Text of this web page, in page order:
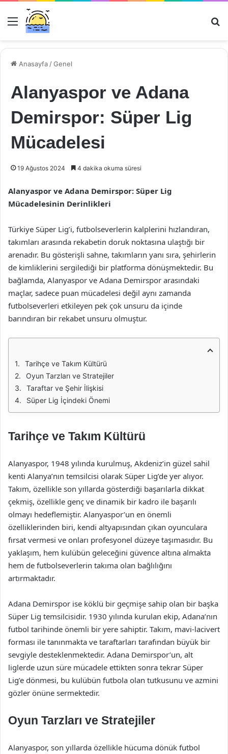
Menü
Anasayfa /Genel
Alanyaspor ve Adana
Demirspor: Süper Lig
Mücadelesi
19 Ağustos 2024 4 dakika okuma süresi
Alanyaspor ve Adana Demirspor: Süper Lig
Mücadelesinin Derinlikleri
Türkiye Süper Lig’i, futbolseverlerin kalplerini hızlandıran,
takımları arasında rekabetin doruk noktasına ulaştığı bir
arenadır. Bu gösterişli sahne, takımların yanı sıra, şehirlerin
de kimliklerini sergilediği bir platforma dönüşmektedir. Bu
bağlamda, Alanyaspor ve Adana Demirspor arasındaki
maçlar, sadece puan mücadelesi değil aynı zamanda
futbolseverleri etkileyen pek çok unsuru da içinde
barındıran bir rekabet unsuru olmuştur.
Tarihçe ve Takım Kültürü
Oyun Tarzları ve Stratejiler
Taraftar ve Şehir İlişkisi
Süper Lig İçindeki Önemi
Tarihçe ve Takım Kültürü
Alanyaspor, 1948 yılında kurulmuş, Akdeniz’in güzel sahil
kenti Alanya’nın temsilcisi olarak Süper Lig’de yer alıyor.
Takım, özellikle son yıllarda gösterdiği başarılarla dikkat
çekmiş, özellikle genç ve dinamik bir kadro ile başarılı
olmayı hedeflemiştir. Alanyaspor’un en önemli
özelliklerinden biri, kendi altyapısından çıkan oyunculara
fırsat vermesi ve onları profesyonel düzeye taşımasıdır. Bu
yaklaşım, hem kulübün geleceğini güvence altına almakta
hem de futbolseverlerin takıma olan bağlılığını
artırmaktadır.
Adana Demirspor ise köklü bir geçmişe sahip olan bir başka
Süper Lig temsilcisidir. 1930 yılında kurulan ekip, Adana’nın
futbol tarihinde önemli bir yere sahiptir. Takım, mavi-lacivert
forması ile tanınmakta ve taraftarları tarafından büyük bir
sevgiyle desteklenmektedir. Adana Demirspor’un, alt
liglerde uzun süre mücadele ettikten sonra tekrar Süper
Lig’e dönmesi, bu kulübün futbola olan tutkusunu ve azmini
gözler önüne sermektedir.
Oyun Tarzları ve Stratejiler
Alanyaspor, son yıllarda özellikle hücuma dönük futbol